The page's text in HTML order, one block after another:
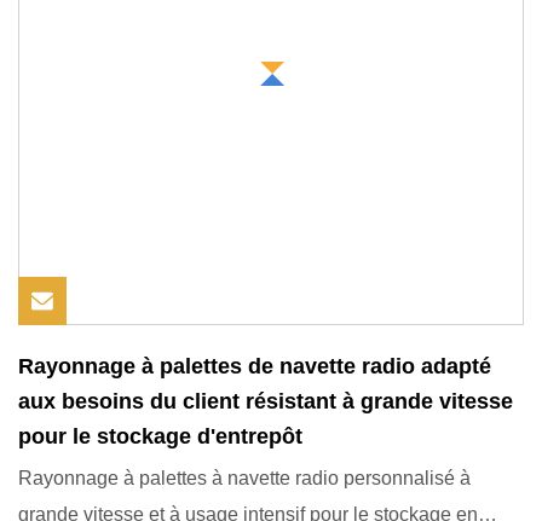
Rayonnage à palettes de navette radio adapté
aux besoins du client résistant à grande vitesse
pour le stockage d'entrepôt
Rayonnage à palettes à navette radio personnalisé à
grande vitesse et à usage intensif pour le stockage en